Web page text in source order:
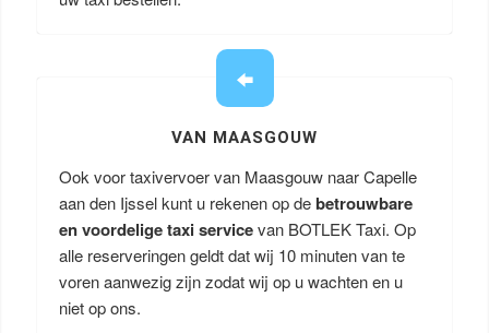
VAN MAASGOUW
Ook voor taxivervoer van Maasgouw naar Capelle
aan den Ijssel kunt u rekenen op debetrouwbare
en voordelige taxi servicevan BOTLEK Taxi. Op
alle reserveringen geldt dat wij 10 minuten van te
voren aanwezig zijn zodat wij op u wachten en u
niet op ons.